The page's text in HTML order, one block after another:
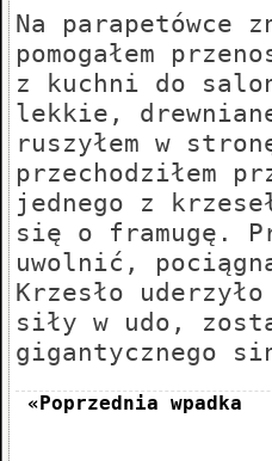
Na parapetówce
pomogałem
z kuchni do
lekkie,
ruszyłem w
przechodziłem
jednego z
się o framugę.
uwolnić,
Krzesło
siły w udo,
gigantycznego
«Poprzednia wpadka